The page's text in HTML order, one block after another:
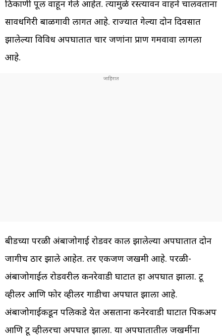
ठिकाणी पूल वाहून गेले आहेत. त्यामुळे रस्त्यावरून वाहने चालवताना
सावधगिरी बाळगावी लागत आहे. राज्यात गेल्या दोन दिवसात
झालेल्या विविध अपघातात चार जणांना प्राण गमवावा लागला
आहे.
बीडच्या परळी अंबाजोगाई रोडवर काल झालेल्या अपघातात दोन
जागीच ठार झाले आहेत. तर एकजण जखमी आहे. परळी-
अंबाजोगाईल रोडवरील कनरेवाडी घाटात हा अपघात झाला. टू
व्हीलर आणि फोर व्हीलर गाडीचा अपघात झाला आहे.
अंबाजोगाईकडून पलिकडे येत असताना कनेरवाडी घाटात पिकअप
आणि टू व्हीलरचा अपघात झाला. या अपघातातील जखमींना